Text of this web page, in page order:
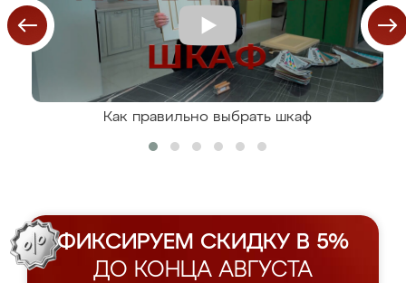
Как правильно выбрать шкаф
ФИКСИРУЕМ СКИДКУ В 5%
ДО КОНЦА АВГУСТА